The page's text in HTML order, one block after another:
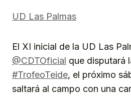
UD Las Palmas
El XI inicial de la UD Las
@CDTOficial que disputará
#TrofeoTeide, el próximo
saltará al campo con una